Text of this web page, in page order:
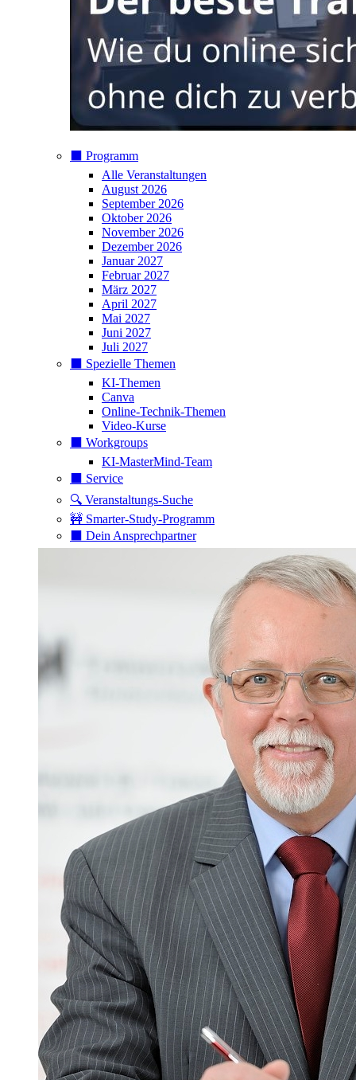
⬛️ Programm
Alle Veranstaltungen
August 2026
September 2026
Oktober 2026
November 2026
Dezember 2026
Januar 2027
Februar 2027
März 2027
April 2027
Mai 2027
Juni 2027
Juli 2027
⬛️ Spezielle Themen
KI-Themen
Canva
Online-Technik-Themen
Video-Kurse
⬛️ Workgroups
KI-MasterMind-Team
⬛️ Service
🔍 Veranstaltungs-Suche
🚧 Smarter-Study-Programm
⬛️ Dein Ansprechpartner